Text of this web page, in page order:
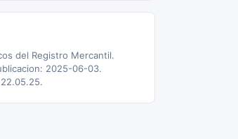
del Registro Mercantil.
2025-06-03.